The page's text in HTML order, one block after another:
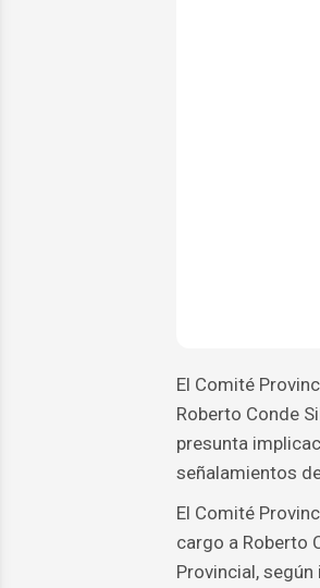
El Comité
Roberto Conde
presunta
señalamientos
El Comité
cargo a Roberto
Provincial,